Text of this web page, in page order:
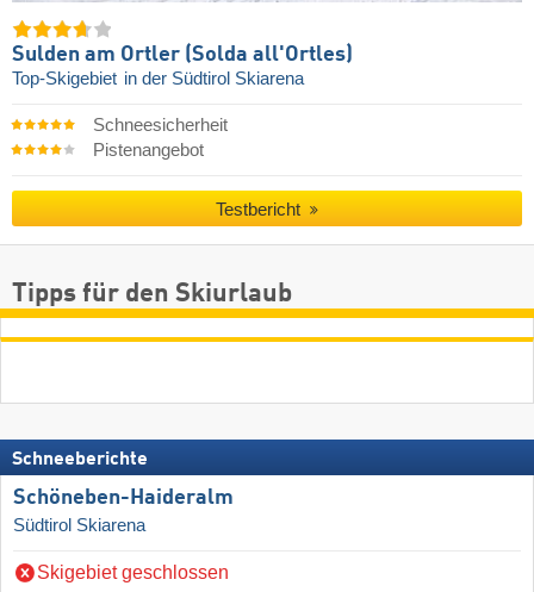
Sulden am Ortler (Solda all'Ortles)
Top-Skigebiet in der Südtirol Skiarena
Schneesicherheit
Pistenangebot
Testbericht
Tipps für den Skiurlaub
Schneeberichte
Schöneben-Haideralm
Südtirol Skiarena
Skigebiet geschlossen